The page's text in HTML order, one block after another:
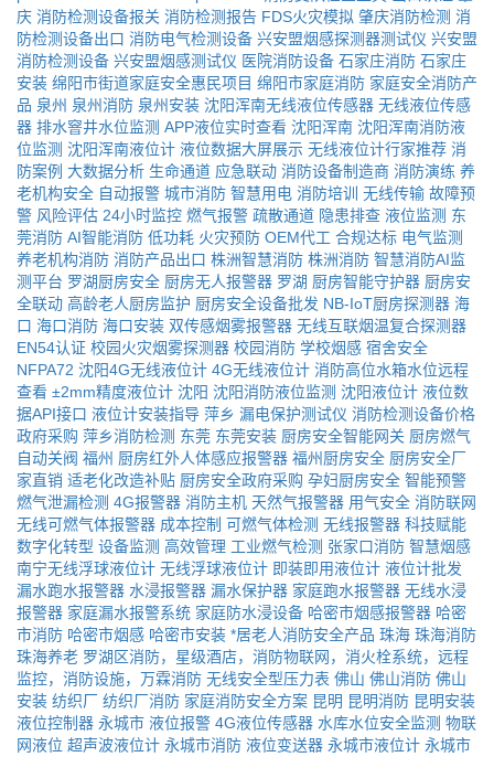
庆 消防检测设备报关 消防检测报告 FDS火灾模拟 肇庆消防检测 消
防检测设备出口 消防电气检测设备 兴安盟烟感探测器测试仪 兴安盟
消防检测设备 兴安盟烟感测试仪 医院消防设备 石家庄消防 石家庄
安装 绵阳市街道家庭安全惠民项目 绵阳市家庭消防 家庭安全消防产
品 泉州 泉州消防 泉州安装 沈阳浑南无线液位传感器 无线液位传感
器 排水窨井水位监测 APP液位实时查看 沈阳浑南 沈阳浑南消防液
位监测 沈阳浑南液位计 液位数据大屏展示 无线液位计行家推荐 消
防案例 大数据分析 生命通道 应急联动 消防设备制造商 消防演练 养
老机构安全 自动报警 城市消防 智慧用电 消防培训 无线传输 故障预
警 风险评估 24小时监控 燃气报警 疏散通道 隐患排查 液位监测 东
莞消防 AI智能消防 低功耗 火灾预防 OEM代工 合规达标 电气监测
养老机构消防 消防产品出口 株洲智慧消防 株洲消防 智慧消防AI监
测平台 罗湖厨房安全 厨房无人报警器 罗湖 厨房智能守护器 厨房安
全联动 高龄老人厨房监护 厨房安全设备批发 NB-IoT厨房探测器 海
口 海口消防 海口安装 双传感烟雾报警器 无线互联烟温复合探测器
EN54认证 校园火灾烟雾探测器 校园消防 学校烟感 宿舍安全
NFPA72 沈阳4G无线液位计 4G无线液位计 消防高位水箱水位远程
查看 ±2mm精度液位计 沈阳 沈阳消防液位监测 沈阳液位计 液位数
据API接口 液位计安装指导 萍乡 漏电保护测试仪 消防检测设备价格
政府采购 萍乡消防检测 东莞 东莞安装 厨房安全智能网关 厨房燃气
自动关阀 福州 厨房红外人体感应报警器 福州厨房安全 厨房安全厂
家直销 适老化改造补贴 厨房安全政府采购 孕妇厨房安全 智能预警
燃气泄漏检测 4G报警器 消防主机 天然气报警器 用气安全 消防联网
无线可燃气体报警器 成本控制 可燃气体检测 无线报警器 科技赋能
数字化转型 设备监测 高效管理 工业燃气检测 张家口消防 智慧烟感
南宁无线浮球液位计 无线浮球液位计 即装即用液位计 液位计批发
漏水跑水报警器 水浸报警器 漏水保护器 家庭跑水报警器 无线水浸
报警器 家庭漏水报警系统 家庭防水浸设备 哈密市烟感报警器 哈密
市消防 哈密市烟感 哈密市安装 *居老人消防安全产品 珠海 珠海消防
珠海养老 罗湖区消防，星级酒店，消防物联网，消火栓系统，远程
监控，消防设施，万霖消防 无线安全型压力表 佛山 佛山消防 佛山
安装 纺织厂 纺织厂消防 家庭消防安全方案 昆明 昆明消防 昆明安装
液位控制器 永城市 液位报警 4G液位传感器 水库水位安全监测 物联
网液位 超声波液位计 永城市消防 液位变送器 永城市液位计 永城市